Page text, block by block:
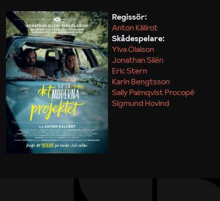
Maja Kekonius
Regissör:
Anton Källrot
Skådespelare:
Ylva Olaison
Jonathan Silén
Eric Stern
Karin Bengtsson
Sally Palmqvist Procopé
Sigmund Hovind